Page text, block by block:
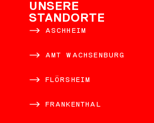
UNSERE
STANDORTE
ASCHHEIM
AMT WACHSENBURG
FLÖRSHEIM
FRANKENTHAL